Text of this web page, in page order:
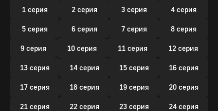
1 серия
2 серия 3 серия 4 серия
5 серия 6 серия 7 серия 8 серия
9 серия 10 серия 11 серия 12 серия
13 серия 14 серия 15 серия 16 серия
17 серия 18 серия 19 серия 20 серия
21 серия 22 серия 23 серия 24 серия